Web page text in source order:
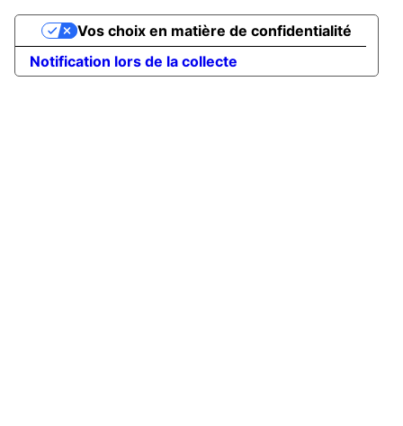
Notification lors de la collecte
Vos choix en matière de confidentialité